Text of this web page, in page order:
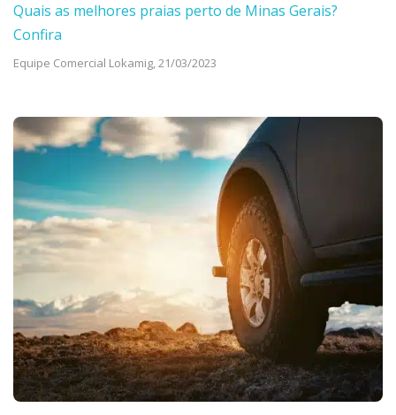
Quais as melhores praias perto de Minas Gerais?
Confira
Equipe Comercial Lokamig,21/03/2023